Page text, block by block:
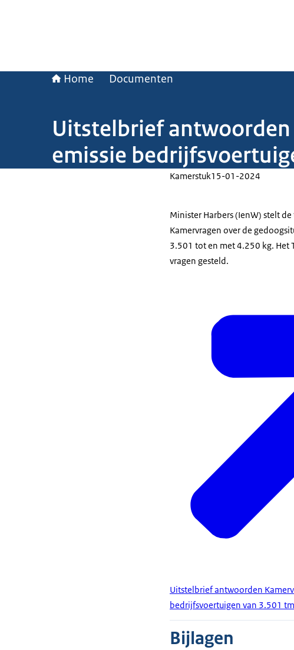
Home Documenten
Uitstelbrief
emissie
Kamerstuk15-01-2024
Minister Harbers (IenW) stelt
Kamervragen over de
3.501 tot en met 4.250 kg. Het
vragen gesteld.
Uitstelbrief antwoorden
bedrijfsvoertuigen van 3.501
Bijlagen